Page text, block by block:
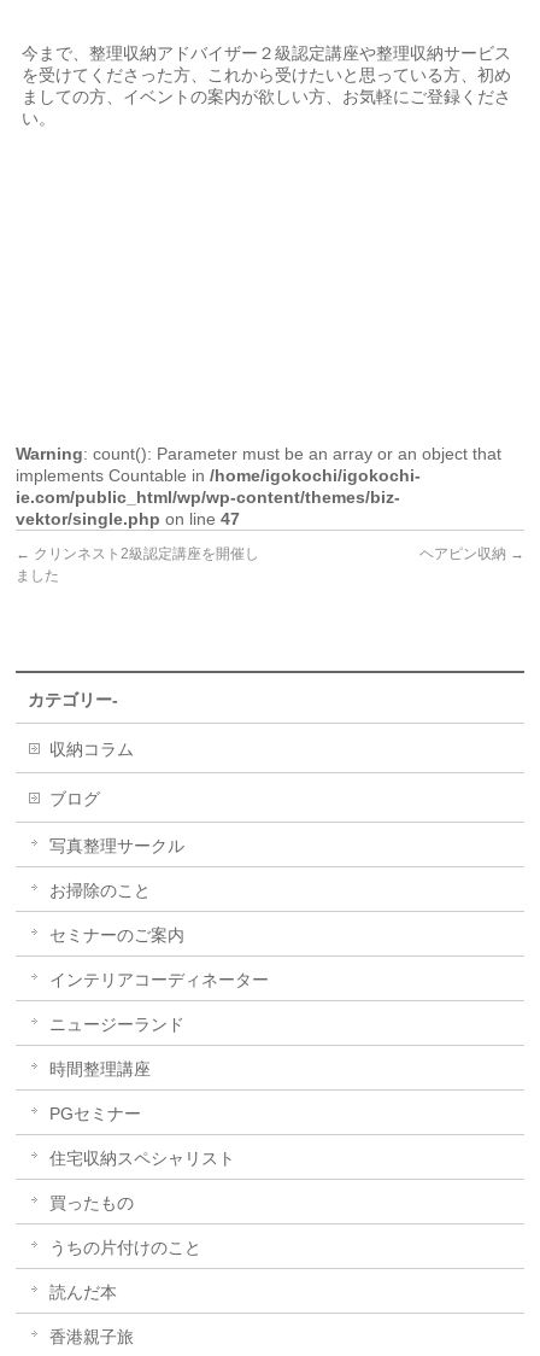
今まで、整理収納アドバイザー２級認定講座や整理収納サービス
を受けてくださった方、これから受けたいと思っている方、初め
ましての方、イベントの案内が欲しい方、お気軽にご登録くださ
い。
Warning: count(): Parameter must be an array or an object that
implements Countable in/home/igokochi/igokochi-
ie.com/public_html/wp/wp-content/themes/biz-
vektor/single.php on line47
← クリンネスト2級認定講座を開催し
ました
ヘアピン収納 →
カテゴリー-
収納コラム
ブログ
写真整理サークル
お掃除のこと
セミナーのご案内
インテリアコーディネーター
ニュージーランド
時間整理講座
PGセミナー
住宅収納スペシャリスト
買ったもの
うちの片付けのこと
読んだ本
香港親子旅